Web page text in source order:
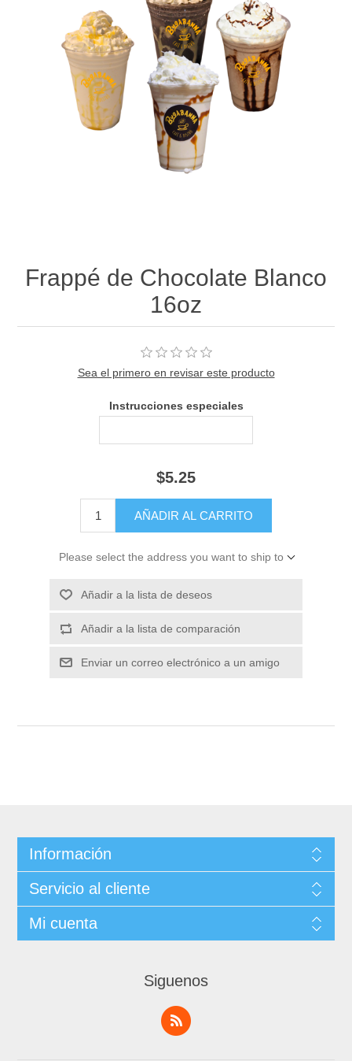
Frappé de Chocolate Blanco
16oz
Sea el primero en revisar este producto
Instrucciones especiales
$5.25
Please select the address you want to ship to
Información
Servicio al cliente
Mi cuenta
Siguenos